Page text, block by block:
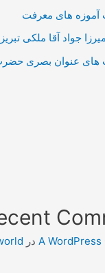
آموزه های معرفت
جواد آقا ملکی
های عنوان بصری
A در